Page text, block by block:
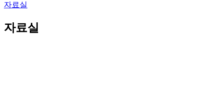
자료실
자료실